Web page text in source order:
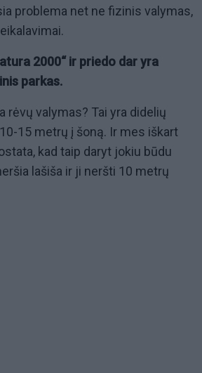
problema net ne fizinis valymas,
2000“ ir priedo dar yra
parkas.
rėvų valymas? Tai yra didelių
15 metrų į šoną. Ir mes iškart
kad taip daryt jokiu būdu
lašiša ir ji neršti 10 metrų